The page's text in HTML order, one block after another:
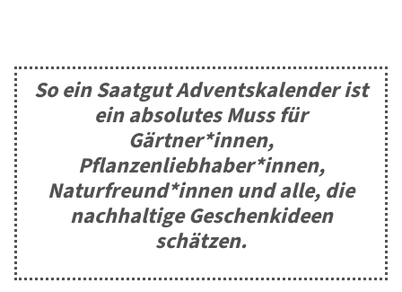
So ein Saatgut Adventskalender ist
ein absolutes Muss für
Gärtner*innen,
Pflanzenliebhaber*innen,
Naturfreund*innen und alle, die
nachhaltige Geschenkideen
schätzen.